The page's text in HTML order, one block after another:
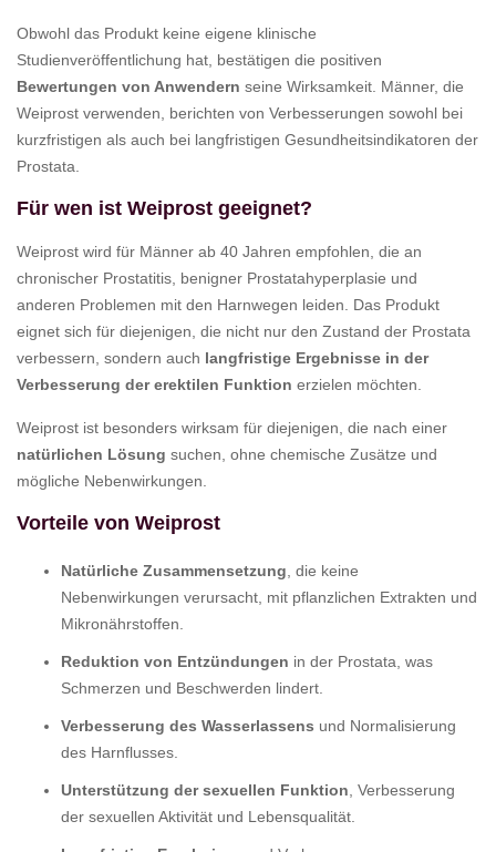
Obwohl das Produkt keine eigene klinische
Studienveröffentlichung hat, bestätigen die positiven
Bewertungen von Anwendern seine Wirksamkeit. Männer, die
Weiprost verwenden, berichten von Verbesserungen sowohl bei
kurzfristigen als auch bei langfristigen Gesundheitsindikatoren der
Prostata.
Für wen ist Weiprost geeignet?
Weiprost wird für Männer ab 40 Jahren empfohlen, die an
chronischer Prostatitis, benigner Prostatahyperplasie und
anderen Problemen mit den Harnwegen leiden. Das Produkt
eignet sich für diejenigen, die nicht nur den Zustand der Prostata
verbessern, sondern auch langfristige Ergebnisse in der
Verbesserung der erektilen Funktion erzielen möchten.
Weiprost ist besonders wirksam für diejenigen, die nach einer
natürlichen Lösung suchen, ohne chemische Zusätze und
mögliche Nebenwirkungen.
Vorteile von Weiprost
Natürliche Zusammensetzung , die keine
Nebenwirkungen verursacht, mit pflanzlichen Extrakten und
Mikronährstoffen.
Reduktion von Entzündungen in der Prostata, was
Schmerzen und Beschwerden lindert.
Verbesserung des Wasserlassens und Normalisierung
des Harnflusses.
Unterstützung der sexuellen Funktion , Verbesserung
der sexuellen Aktivität und Lebensqualität.